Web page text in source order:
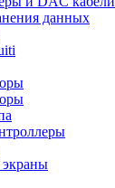
данных